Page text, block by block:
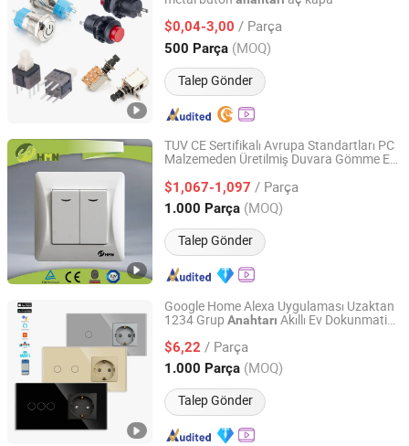
$0,04-3,00 / Parça
500 Parça (MOQ)
Talep Gönder
FF TEK CO., LIMITED
Guangdong, China Fiyat 2021
TUV CE Sertifikalı Avrupa Standartları PC
Malzemeden Üretilmiş Duvara Gömme Ev
DuvarAnahtarı
$1,067-1,097 / Parça
1.000 Parça (MOQ)
Talep Gönder
Wenzhou Huafeng Electric Co., Ltd.
Zhejiang, China Fiyat 2016
Google Home Alexa Uygulaması Uzaktan
1234 Grup Anahtarı Akıllı Ev Dokunmatik
Anahtarı
$6,22 / Parça
1.000 Parça (MOQ)
Talep Gönder
Wenzhou Sunny Electrical Co., Ltd.
Zhejiang, China Fiyat 2017